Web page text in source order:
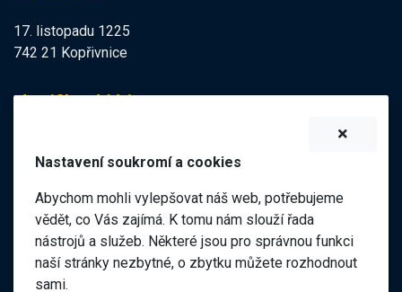
17. listopadu 1225
742 21 Kopřivnice
Identifikační údaje
IČO:47998121
Elektronická podatelna
ID datové schránky:
98pgf7m
Nastavení soukromí a cookies
Abychom mohli vylepšovat náš web, potřebujeme
vědět, co Vás zajímá. K tomu nám slouží řada
nástrojů a služeb. Některé jsou pro správnou funkci
naší stránky nezbytné, o zbytku můžete rozhodnout
sami.